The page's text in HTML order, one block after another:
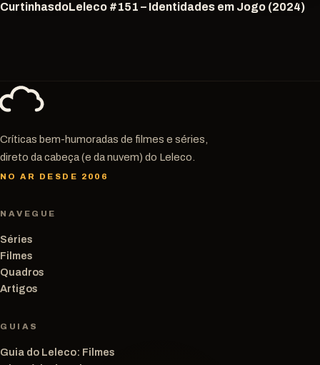
CurtinhasdoLeleco #151 – Identidades em Jogo (2024)
Críticas bem-humoradas de filmes e séries,
direto da cabeça (e da nuvem) do Leleco.
NO AR DESDE 2006
NAVEGUE
Séries
Filmes
Quadros
Artigos
GUIAS
Guia do Leleco: Filmes